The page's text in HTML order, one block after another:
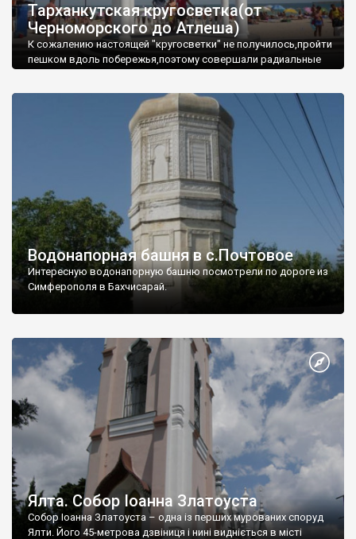
Тарханкутская кругосветка(от
Черноморского до Атлеша)
К сожалению настоящей "кругосветки" не получилось,пройти
пешком вдоль побережья,поэтому совершали радиальные
Водонапорная башня в с.Почтовое
Интересную водонапорную башню посмотрели по дороге из
Симферополя в Бахчисарай.
Ялта. Собор Іоанна Златоуста
Собор Іоанна Златоуста – одна із перших мурованих споруд
Ялти. Його 45-метрова дзвіниця і нині видніється в місті